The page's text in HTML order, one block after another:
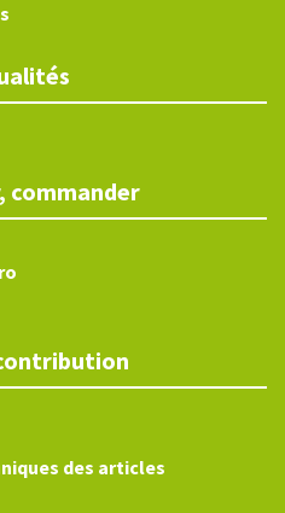
commander
des articles